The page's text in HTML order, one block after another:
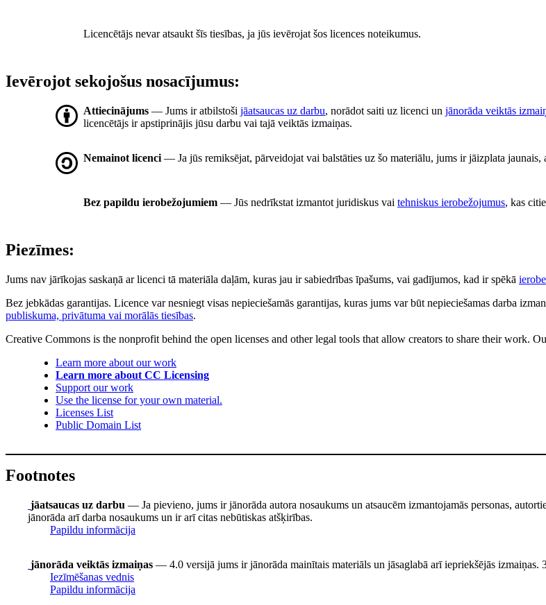
Licencētājs nevar atsaukt šīs tiesības, ja jūs ievērojat šos licences noteikumus.
Ievērojot sekojošus nosacījumus:
Attiecinājums — Jums ir atbilstoši jāatsaucas uz darbu, norādot saiti uz licenci un jānorāda veiktās
licencētājs ir apstiprinājis jūsu darbu vai tajā veiktās izmaiņas.
Nemainot licenci — Ja jūs remiksējat, pārveidojat vai balstāties uz šo materiālu, jums ir jāizplata jaunais,
Bez papildu ierobežojumiem — Jūs nedrīkstat izmantot juridiskus vai tehniskus ierobežojumus, kas
Piezīmes:
Jums nav jārīkojas saskaņā ar licenci tā materiāla daļām, kuras jau ir sabiedrības īpašums, vai gadījumos, kad ir spēkā
Bez jebkādas garantijas. Licence var nesniegt visas nepieciešamās garantijas, kuras jums var būt nepieciešamas darba
publiskuma, privātuma vai morālās tiesības.
Creative Commons is the nonprofit behind the open licenses and other legal tools that allow creators to share their work.
Learn more about our work
Learn more about CC Licensing
Support our work
Use the license for your own material.
Licenses List
Public Domain List
Footnotes
jāatsaucas uz darbu — Ja pievieno, jums ir jānorāda autora nosaukums un atsaucēm izmantojamās personas,
jānorāda arī darba nosaukums un ir arī citas nebūtiskas atšķirības.
Papildu informācija
jānorāda veiktās izmaiņas — 4.0 versijā jums ir jānorāda mainītais materiāls un jāsaglabā arī iepriekšējās
Iezīmēšanas vednis
Papildu informācija